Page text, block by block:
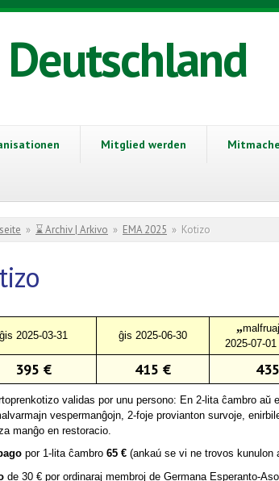
Mitglied werden
sind hier
» ⌛ Archiv | Arkivo » EMA 2025 » Kotizo
ĝis 2025-03-31 ĝis 2025-06-30
„
2025-07-
395 € 415 €
validas por unu persono: En 2-lita ĉambro
vespermanĝojn, 2-foje provianton survoje,
manĝo en restoracio.
por 1-lita ĉambro 65 € (ankaú se vi ne trovos kunulon
de 30 € por ordinaraj membroj de Germana Esperanto-